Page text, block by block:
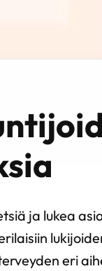
ja lukea
eri